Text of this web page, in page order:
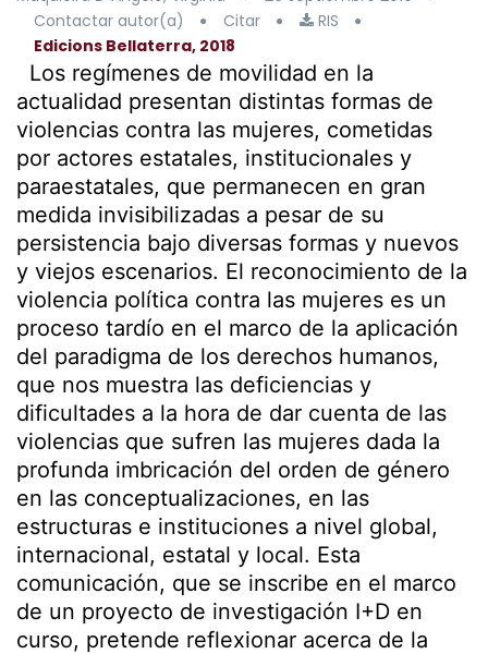
Contactar autor(a)
Citar
RIS
Edicions Bellaterra, 2018
Los regímenes de movilidad en la
actualidad presentan distintas formas de
violencias contra las mujeres, cometidas
por actores estatales, institucionales y
paraestatales, que permanecen en gran
medida invisibilizadas a pesar de su
persistencia bajo diversas formas y nuevos
y viejos escenarios. El reconocimiento de la
violencia política contra las mujeres es un
proceso tardío en el marco de la aplicación
del paradigma de los derechos humanos,
que nos muestra las deficiencias y
dificultades a la hora de dar cuenta de las
violencias que sufren las mujeres dada la
profunda imbricación del orden de género
en las conceptualizaciones, en las
estructuras e instituciones a nivel global,
internacional, estatal y local. Esta
comunicación, que se inscribe en el marco
de un proyecto de investigación I+D en
curso, pretende reflexionar acerca de la